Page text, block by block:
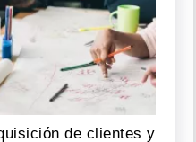
de clientes y